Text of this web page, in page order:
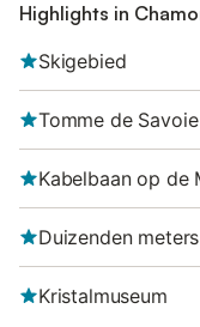
Highlights in
Skigebied
Tomme de
Kabelbaan op de
Duizenden
Kristalmuseum